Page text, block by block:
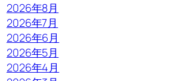
2026年8月
2026年7月
2026年6月
2026年5月
2026年4月